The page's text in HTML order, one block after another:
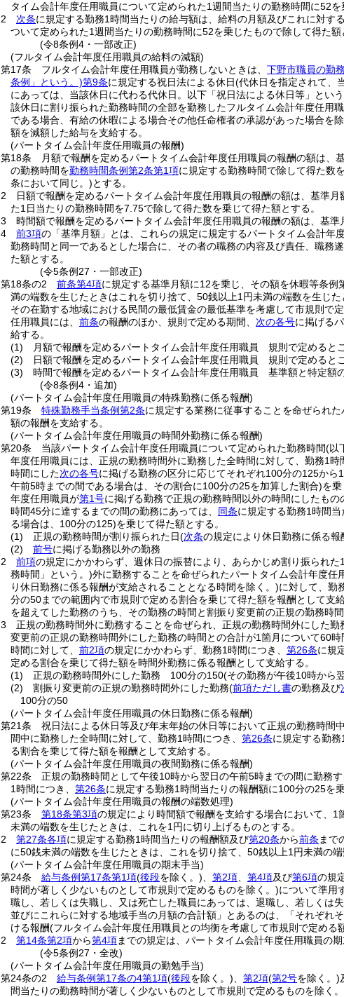
タイム会計年度任用職員について定められた1週間当たりの勤務時間に52
2
次条に規定する勤務1時間当たりの給与額は、給料の月額及びこれに対
ついて定められた1週間当たりの勤務時間に52を乗じたもので除して得た額
(令8条例4・一部改正)
(フルタイム会計年度任用職員の給料の減額)
第17条
フルタイム会計年度任用職員が勤務しないときは、 下野市職員の勤
条例」という。)第9条に規定する祝日法による休日(代休日を指定されて、
にあっては、当該休日に代わる代休日。以下「祝日法による休日等」とい
該休日に割り振られた勤務時間の全部を勤務したフルタイム会計年度任用
である場合、有給の休暇による場合その他任命権者の承認があった場合を
額を減額した給与を支給する。
(パートタイム会計年度任用職員の報酬)
第18条
月額で報酬を定めるパートタイム会計年度任用職員の報酬の額は
の勤務時間を勤務時間条例第2条第1項に規定する勤務時間で除して得た数
条において同じ。)とする。
2
日額で報酬を定めるパートタイム会計年度任用職員の報酬の額は、基準
た1日当たりの勤務時間を7.75で除して得た数を乗じて得た額とする。
3
時間額で報酬を定めるパートタイム会計年度任用職員の報酬の額は、基準
4
前3項の「基準月額」とは、これらの規定に規定するパートタイム会計年
勤務時間と同一であるとした場合に、その者の職務の内容及び責任、職務
た額とする。
(令5条例27・一部改正)
第18条の2
前条第4項に規定する基準月額に12を乗じ、その額を休暇等条
満の端数を生じたときはこれを切り捨て、50銭以上1円未満の端数を生じ
その在勤する地域における民間の最低賃金の最低基準を考慮して市規則で
任用職員には、 前条の報酬のほか、規則で定める期間、 次の各号に掲げる
給する。
(1)
月額で報酬を定めるパートタイム会計年度任用職員 規則で定めると
(2)
日額で報酬を定めるパートタイム会計年度任用職員 規則で定めると
(3)
時間で報酬を定めるパートタイム会計年度任用職員 基準額と特定額
(令8条例4・追加)
(パートタイム会計年度任用職員の特殊勤務に係る報酬)
第19条
特殊勤務手当条例第2条に規定する業務に従事することを命ぜられ
額の報酬を支給する。
(パートタイム会計年度任用職員の時間外勤務に係る報酬)
第20条
当該パートタイム会計年度任用職員について定められた勤務時間(以
年度任用職員には、正規の勤務時間外に勤務した全時間に対して、勤務1時
時間にした次の各号に掲げる勤務の区分に応じてそれぞれ100分の125か
午前5時までの間である場合は、その割合に100分の25を加算した割合)を
年度任用職員が第1号に掲げる勤務で正規の勤務時間以外の時間にしたも
時間45分に達するまでの間の勤務にあっては、 同条に規定する勤務1時間
る場合は、100分の125)を乗じて得た額とする。
(1)
正規の勤務時間が割り振られた日(次条の規定により休日勤務に係る
(2)
前号に掲げる勤務以外の勤務
2
前項の規定にかかわらず、週休日の振替により、あらかじめ割り振られた
務時間」という。)外に勤務することを命ぜられたパートタイム会計年度
り休日勤務に係る報酬が支給されることとなる時間を除く。)に対して、勤
分の50までの範囲内で市規則で定める割合を乗じて得た額を報酬として支給
を超えてした勤務のうち、その勤務の時間と割振り変更前の正規の勤務時
3
正規の勤務時間外に勤務することを命ぜられ、正規の勤務時間外にした
変更前の正規の勤務時間外にした勤務の時間との合計が1箇月について60
時間に対して、 前2項の規定にかかわらず、勤務1時間につき、 第26条に規
定める割合を乗じて得た額を時間外勤務に係る報酬として支給する。
(1)
正規の勤務時間外にした勤務 100分の150(その勤務が午後10時から
(2)
割振り変更前の正規の勤務時間外にした勤務(前項ただし書の勤務及び
100分の50
(パートタイム会計年度任用職員の休日勤務に係る報酬)
第21条
祝日法による休日等及び年末年始の休日等において正規の勤務時
間中に勤務した全時間に対して、勤務1時間につき、 第26条に規定する勤
る割合を乗じて得た額を報酬として支給する。
(パートタイム会計年度任用職員の夜間勤務に係る報酬)
第22条
正規の勤務時間として午後10時から翌日の午前5時までの間に勤務
1時間につき、 第26条に規定する勤務1時間当たりの報酬額に100分の25を
(パートタイム会計年度任用職員の報酬の端数処理)
第23条
第18条第3項の規定により時間額で報酬を支給する場合において、
未満の端数を生じたときは、これを1円に切り上げるものとする。
2
第27条各項に規定する勤務1時間当たりの報酬額及び第20条から前条 まで
に50銭未満の端数を生じたときは、これを切り捨て、50銭以上1円未満の
(パートタイム会計年度任用職員の期末手当)
第24条
給与条例第17条第1項(後段を除く。) 第2項 第4項及び第6項の規
時間が著しく少ないものとして市規則で定めるものを除く。)について準用
職し、若しくは失職し、又は死亡した職員にあっては、退職し、若しくは
並びにこれらに対する地域手当の月額の合計額」とあるのは、「それぞれ
ける報酬(フルタイム会計年度任用職員との均衡を考慮して市規則で定める
2
第14条第2項から第4項までの規定は、パートタイム会計年度任用職員の
(令5条例27・全改)
(パートタイム会計年度任用職員の勤勉手当)
第24条の2
給与条例第17条の4第1項(後段を除く。) 第2項(第2号を除く。)
間当たりの勤務時間が著しく少ないものとして市規則で定めるものを除く